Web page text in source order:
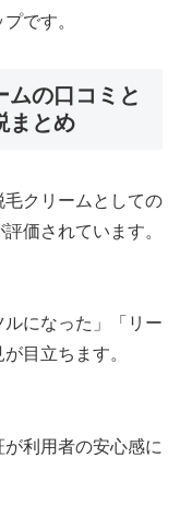
です。
ムの口コミと
まとめ
クリームとしての
価されています。
になった」「リー
目立ちます。
利用者の安心感に